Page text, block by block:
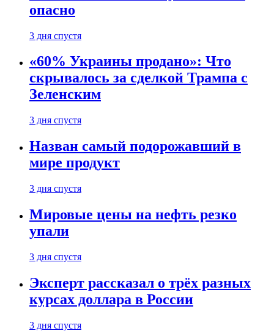
опасно
3 дня спустя
«60% Украины продано»: Что
скрывалось за сделкой Трампа с
Зеленским
3 дня спустя
Назван самый подорожавший в
мире продукт
3 дня спустя
Мировые цены на нефть резко
упали
3 дня спустя
Эксперт рассказал о трёх разных
курсах доллара в России
3 дня спустя